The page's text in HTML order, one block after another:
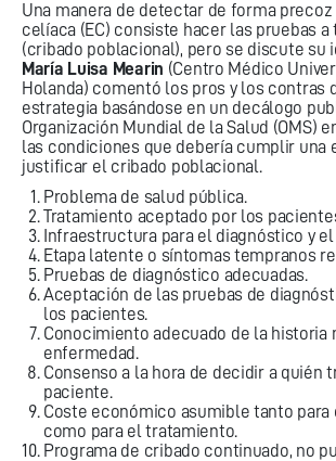
Una manera de detectar de forma
celíaca (EC) consiste hacer las pruebas
(cribado poblacional), pero se discute su
María Luisa Mearin (Centro Médico
Holanda) comentó los pros y los contras
estrategia basándose en un decálogo
Organización Mundial de la Salud (OMS)
las condiciones que debería cumplir una
justificar el cribado poblacional.
Problema de salud pública.
Tratamiento aceptado por los
Infraestructura para el diagnóstico y
Etapa latente o síntomas tempranos
Pruebas de diagnóstico adecuadas.
Aceptación de las pruebas de
los pacientes.
Conocimiento adecuado de la historia
enfermedad.
Consenso a la hora de decidir a quién
paciente.
Coste económico asumible tanto para
como para el tratamiento.
Programa de cribado continuado, no